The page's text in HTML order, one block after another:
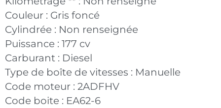
Couleur : Gris foncé
Cylindrée : Non renseignée
Puissance : 177 cv
Carburant : Diesel
Type de boîte de vitesses : Manuelle
Code moteur : 2ADFHV
Code boite : EA62-6